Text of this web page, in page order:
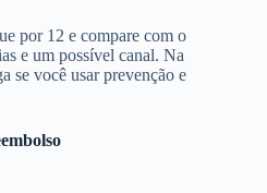
por 12 e compare com o
e um possível canal. Na
se você usar prevenção e